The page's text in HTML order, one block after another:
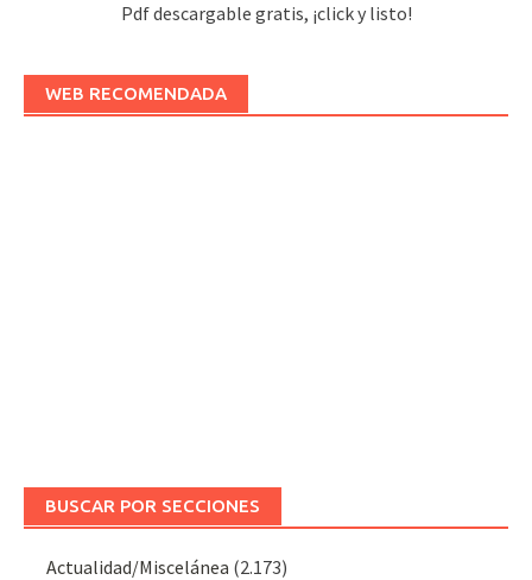
Pdf descargable gratis, ¡click y listo!
WEB RECOMENDADA
BUSCAR POR SECCIONES
Actualidad/Miscelánea (2.173)